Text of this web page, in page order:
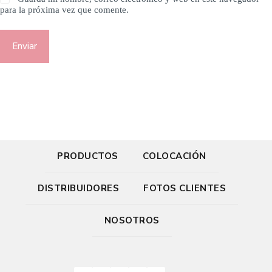
para la próxima vez que comente.
Enviar
PRODUCTOS COLOCACIÓN
DISTRIBUIDORES FOTOS CLIENTES
NOSOTROS